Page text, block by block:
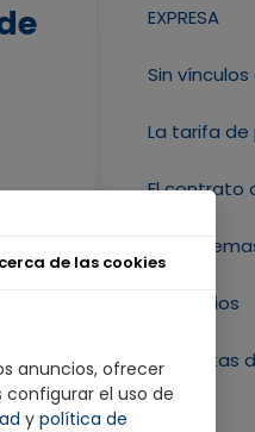
EXPRESA
Sin vínculos
La tarifa de
El contrato
Otros
Beneficios
Preguntas
de las cookies
anuncios, ofrecer
configurar el uso de
y política de